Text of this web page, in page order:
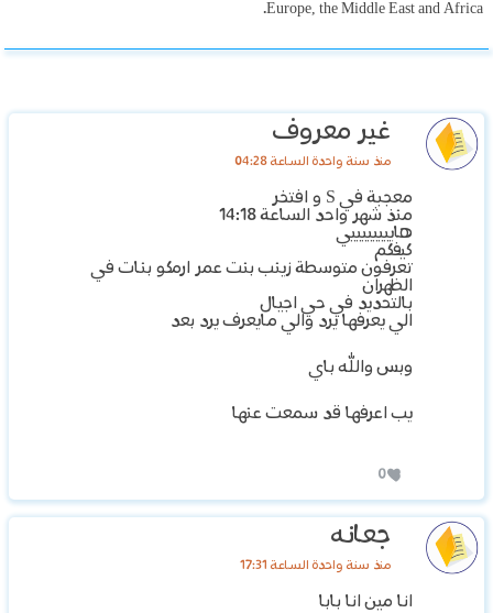
Europe, the Middle East and Africa.
غير معروف
منذ سنة واحدة الساعة 04:28
معجبة في S و افتخر
منذ شهر واحد الساعة 14:18
هاييييييييي
كيفكم
تعرفون متوسطة زينب بنت عمر ارمكو بنات في
الظهران
بالتحديد في حي اجيال
الي يعرفها يرد والي مايعرف يرد بعد
وبس والله باي
يب اعرفها قد سمعت عنها
0
جعانه
منذ سنة واحدة الساعة 17:31
انا مين انا بابا